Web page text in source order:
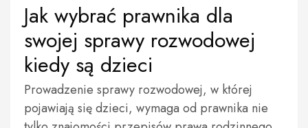
Jak wybrać prawnika dla
swojej sprawy rozwodowej
kiedy są dzieci
Prowadzenie sprawy rozwodowej, w której
pojawiają się dzieci, wymaga od prawnika nie